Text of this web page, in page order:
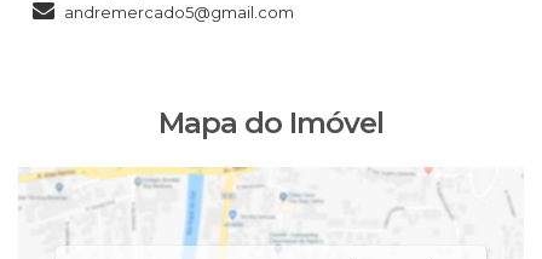
andremercado5@gmail.com
Mapa do Imóvel